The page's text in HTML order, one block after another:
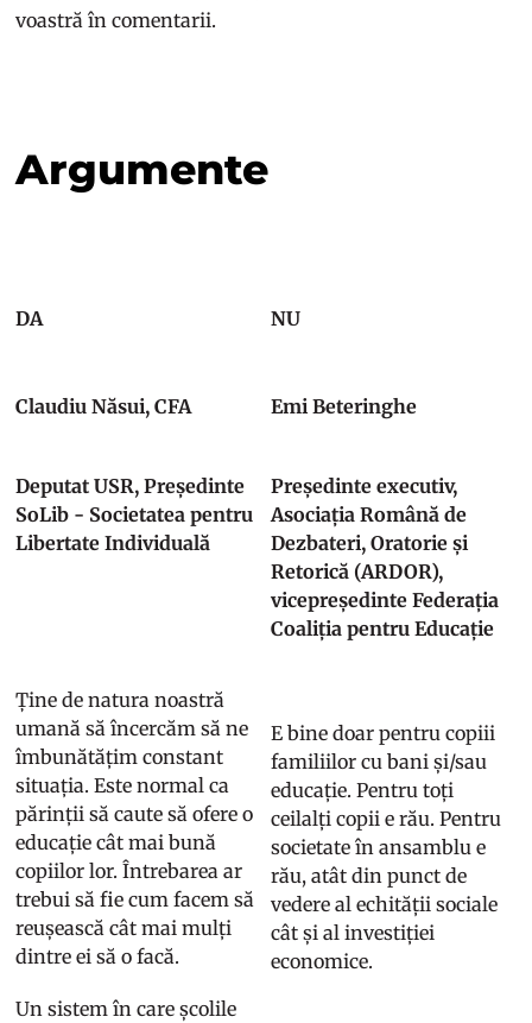
voastră în comentarii.
Argumente
DA
Claudiu Năsui, CFA
Deputat USR, Președinte
SoLib - Societatea pentru
Libertate Individuală
Ține de natura noastră
umană să încercăm să ne
îmbunătățim constant
situația. Este normal ca
părinții să caute să ofere o
educație cât mai bună
copiilor lor. Întrebarea ar
trebui să fie cum facem să
reușească cât mai mulți
dintre ei să o facă.
Un sistem în care școlile
NU
Emi Beteringhe
Președinte executiv,
Asociația Română de
Dezbateri, Oratorie și
Retorică (ARDOR),
vicepreședinte Federația
Coaliția pentru Educație
E bine doar pentru copiii
familiilor cu bani și/sau
educație. Pentru toți
ceilalți copii e rău. Pentru
societate în ansamblu e
rău, atât din punct de
vedere al echității sociale
cât și al investiției
economice.